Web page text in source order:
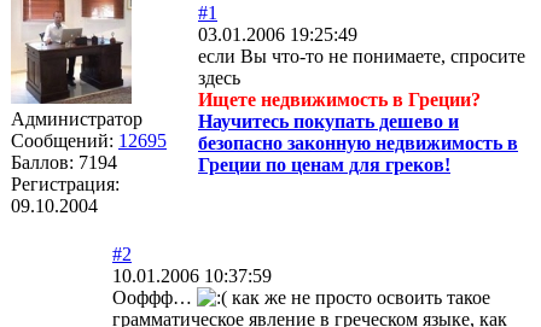
Администратор
Сообщений: 12695
Баллов: 7194
Регистрация:
09.10.2004
#1
03.01.2006 19:25:49
если Вы что-то не понимаете, спросите
здесь
Ищете недвижимость в Греции?
Научитесь покупать дешево и
безопасно законную недвижимость в
Греции по ценам для греков!
#2
10.01.2006 10:37:59
Ооффф…
как же не просто освоить такое
грамматическое явление в греческом языке, как